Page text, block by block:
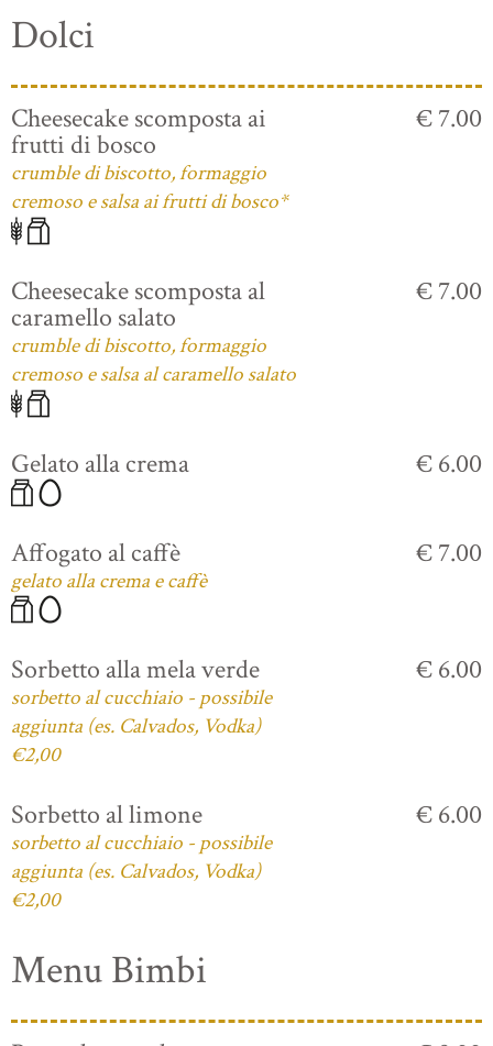
Dolci
Cheesecake scomposta ai
frutti di bosco
crumble di biscotto, formaggio
cremoso e salsa ai frutti di bosco*
€ 7.00
Cheesecake scomposta al
caramello salato
crumble di biscotto, formaggio
cremoso e salsa al caramello salato
€ 7.00
Gelato alla crema € 6.00
Affogato al caffè
gelato alla crema e caffè
€ 7.00
Sorbetto alla mela verde
sorbetto al cucchiaio - possibile
aggiunta (es. Calvados, Vodka)
€2,00
€ 6.00
Sorbetto al limone
sorbetto al cucchiaio - possibile
aggiunta (es. Calvados, Vodka)
€2,00
€ 6.00
Menu Bimbi